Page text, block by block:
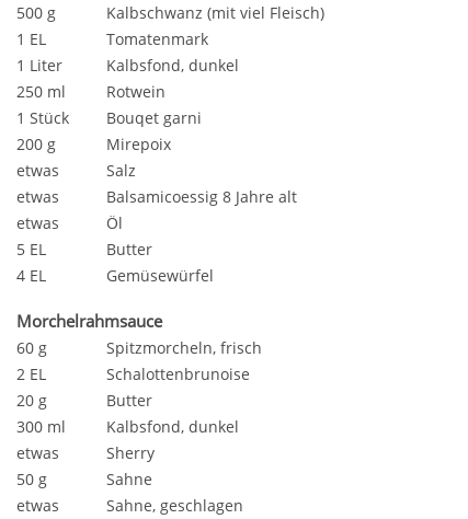
500 g
Kalbschwanz (mit viel Fleisch)
1 EL
Tomatenmark
1 Liter
Kalbsfond, dunkel
250 ml
Rotwein
1 Stück
Bouqet garni
200 g
Mirepoix
etwas
Salz
etwas
Balsamicoessig 8 Jahre alt
etwas
Öl
5 EL
Butter
4 EL
Gemüsewürfel
Morchelrahmsauce
60 g
Spitzmorcheln, frisch
2 EL
Schalottenbrunoise
20 g
Butter
300 ml
Kalbsfond, dunkel
etwas
Sherry
50 g
Sahne
etwas
Sahne, geschlagen